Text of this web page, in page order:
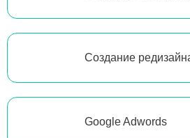
Создание
Google Adwords